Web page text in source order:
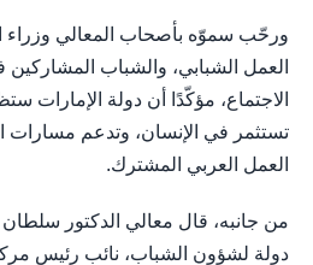
ورحّب سموّه بأصحاب المعالي وزراء
العمل الشبابي، والشباب
الاجتماع، مؤكّدًا أن دولة الإمارات
تستثمر في الإنسان، وتدعم مسارات
العمل العربي المشترك.
من جانبه، قال معالي الدكتور سلطان
دولة لشؤون الشباب، نائب رئيس